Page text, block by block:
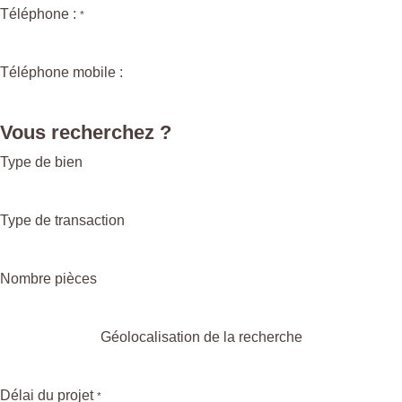
Téléphone : *
Téléphone mobile :
Vous recherchez ?
Type de bien
Type de transaction
Nombre pièces
Géolocalisation de la recherche
Délai du projet *